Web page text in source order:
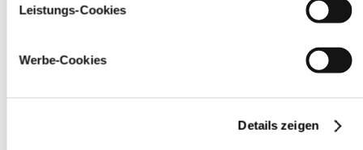
Leistungs-Cookies
Werbe-Cookies
Details zeigen
Pflegehinweise